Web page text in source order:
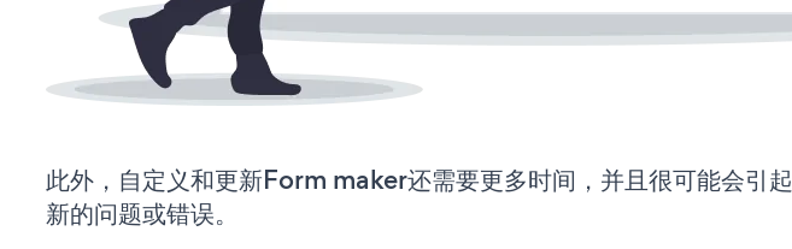
此外，自定义和更新Form maker还需要更多时间，并且很可能会引起
新的问题或错误。